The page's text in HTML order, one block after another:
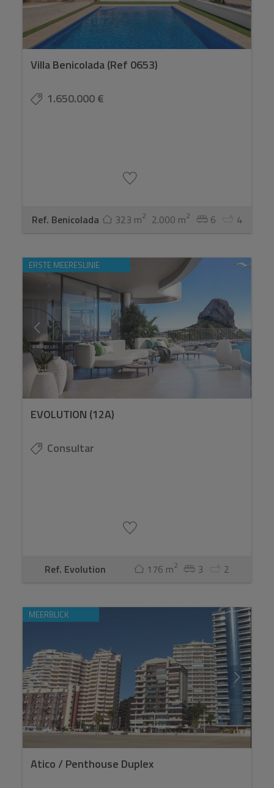
Villa Benicolada (Ref 0653)
1.650.000 €
Ref. Benicolada 323 m2 2.000 m2 6 4
ERSTE MEERESLINIE
EVOLUTION (12A)
Consultar
Ref. Evolution 176 m2 3 2
MEERBLICK
Atico / Penthouse Duplex